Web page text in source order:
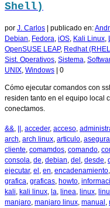
Shell)
por J. Carlos publicado en:
Debian, Fedora, iOS, Kali Linux,
OpenSUSE LEAP, Redhat
Sist. Operativos, Sistema,
UNIX, Windows 0
Cómo ejecutar comandos con
residen tanto en el equipo local
conectamos.
&&, , acceder, acceso,
arch, arch linux, articulo,
cliente, comamdos, comando,
consola, de, debian, del , desde,
ejecutar, el , en, encadenamiento,
grafica, graficas, howto,
kali, kali linux, la, linea, linux,
manjaro, manjaro linux, manual ,